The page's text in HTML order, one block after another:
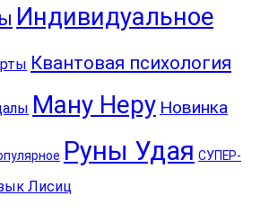
Индивидуальное
Квантовая психология
Ману Неру Новинка
Руны Удая СУПЕР-
Лисиц